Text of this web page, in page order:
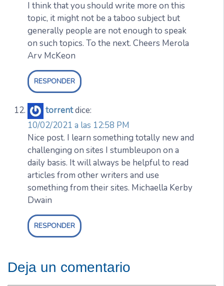
I think that you should write more on this
topic, it might not be a taboo subject but
generally people are not enough to speak
on such topics. To the next. Cheers Merola
Arv McKeon
RESPONDER
torrentdice:
10/02/2021 a las 12:58 PM
Nice post. I learn something totally new and
challenging on sites I stumbleupon on a
daily basis. It will always be helpful to read
articles from other writers and use
something from their sites. Michaella Kerby
Dwain
RESPONDER
Deja un comentario